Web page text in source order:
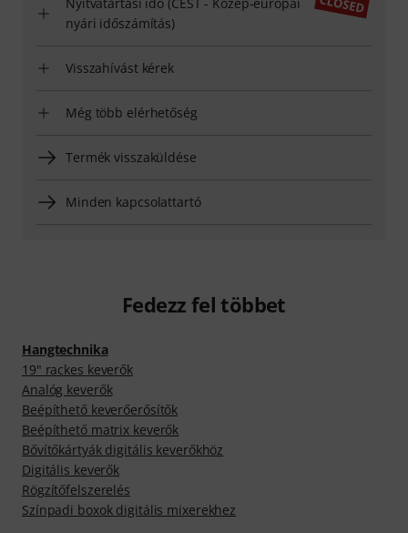
Nyitvatartási idő (CEST - Közép-európai
nyári időszámítás)
Visszahívást kérek
Még több elérhetőség
Termék visszaküldése
Minden kapcsolattartó
Fedezz fel többet
Hangtechnika
19" rackes keverők
Analóg keverők
Beépíthető keverőerősítők
Beépíthető matrix keverők
Bővítőkártyák digitális keverőkhöz
Digitális keverők
Rögzítőfelszerelés
Színpadi boxok digitális mixerekhez